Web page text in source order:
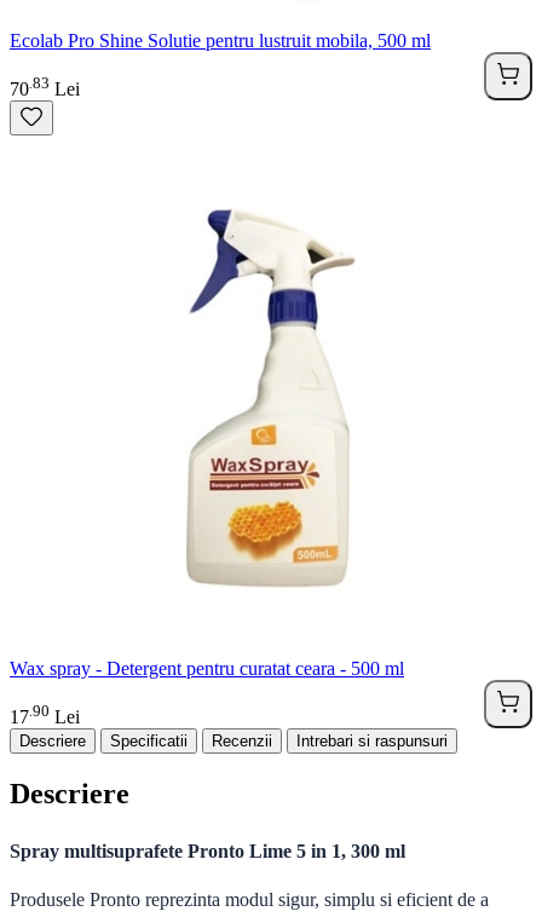
Ecolab Pro Shine Solutie pentru lustruit mobila, 500 ml
70 83 Lei
Wax spray - Detergent pentru curatat ceara - 500 ml
17 90 Lei
Descriere Specificatii Recenzii Intrebari si raspunsuri
Descriere
Spray multisuprafete Pronto Lime 5 in 1, 300 ml
Produsele Pronto reprezinta modul sigur, simplu si eficient de a